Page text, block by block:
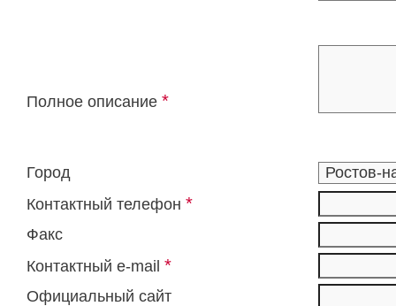
Полное описание *
Город
Контактный телефон *
Факс
Контактный e-mail *
Официальный сайт